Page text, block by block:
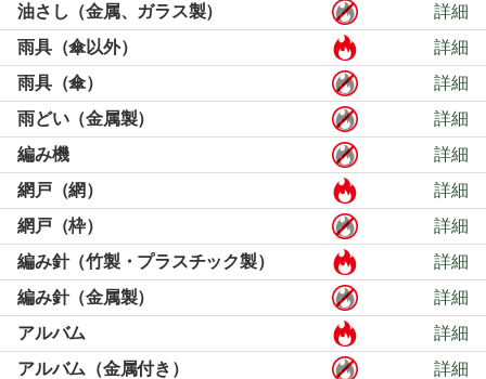
油さし（金属、ガラス製）
詳細
雨具（傘以外）
詳細
雨具（傘）
詳細
雨どい（金属製）
詳細
編み機
詳細
網戸（網）
詳細
網戸（枠）
詳細
編み針（竹製・プラスチック製）
詳細
編み針（金属製）
詳細
アルバム
詳細
アルバム（金属付き）
詳細